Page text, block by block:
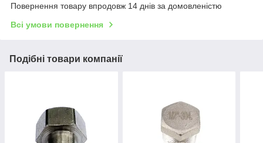
Повернення товару впродовж 14 днів за домовленістю
Всі умови повернення
Подібні товари компанії